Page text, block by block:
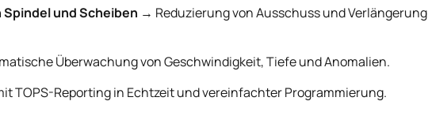
und Scheiben → Reduzierung von Ausschuss und Verlängerung
Überwachung von Geschwindigkeit, Tiefe und Anomalien.
TOPS-Reporting in Echtzeit und vereinfachter Programmierung.